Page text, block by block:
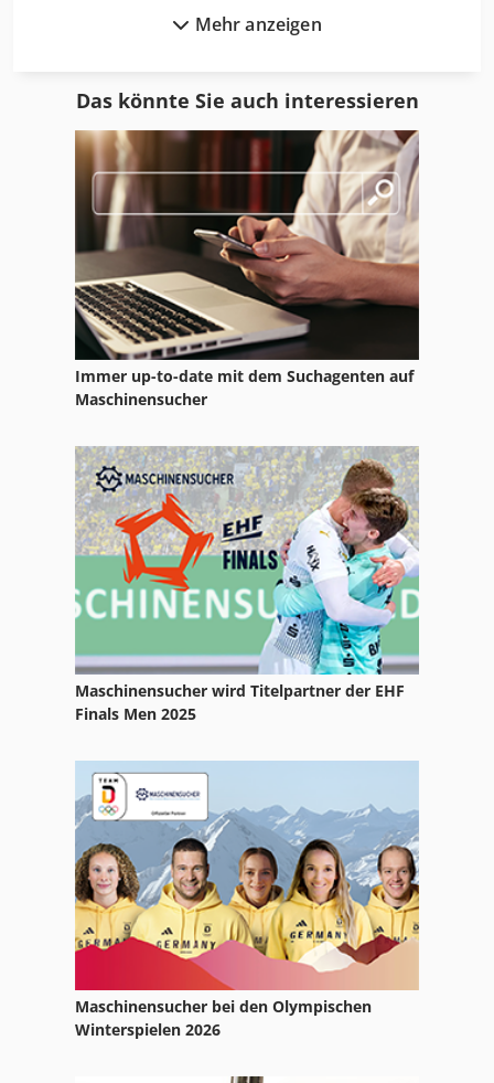
Drahtwickelmaschine
Flachriemen
Flachschleifmaschine
Flachschleifmaschine Horizontal
Flachstahl
Flachstahlschere
Fladder
Flanschenbohrmaschine
Flügelglätter
Gewindeschneid
Gewindewalze
Niederzugbacken
Schmiedemaschine
Spulenwickelmaschine
Walzenauftragsmaschine
Walzendrehmaschine
Mehr anzeigen
Das könnte Sie auch interessieren
Immer up-to-date mit dem Suchagenten auf
Maschinensucher
Maschinensucher wird Titelpartner der EHF
Finals Men 2025
Maschinensucher bei den Olympischen
Winterspielen 2026